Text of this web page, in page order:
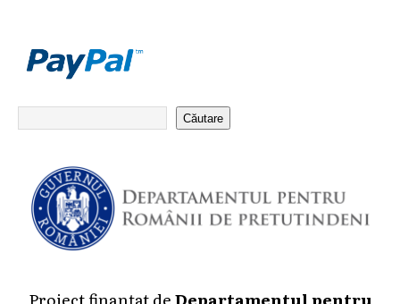
Căutare
Proiect finanțat deDepartamentul pentru